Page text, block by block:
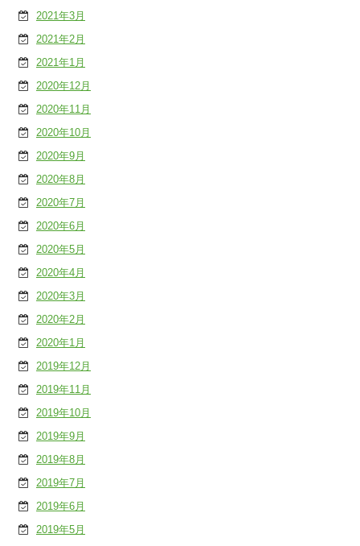
2021年3月
2021年2月
2021年1月
2020年12月
2020年11月
2020年10月
2020年9月
2020年8月
2020年7月
2020年6月
2020年5月
2020年4月
2020年3月
2020年2月
2020年1月
2019年12月
2019年11月
2019年10月
2019年9月
2019年8月
2019年7月
2019年6月
2019年5月